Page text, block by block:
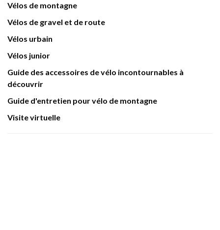
Vélos de montagne
Vélos de gravel et de route
Vélos urbain
Vélos junior
Guide des accessoires de vélo incontournables à
découvrir
Guide d'entretien pour vélo de montagne
Visite virtuelle